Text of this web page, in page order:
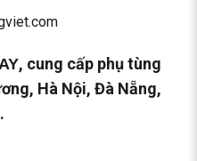
, cung cấp phụ tùng
Hà Nội, Đà Nẵng,